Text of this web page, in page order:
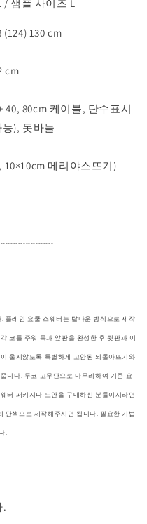
/ 샘플 사이즈 L
(124) 130 cm
cm
40, 80cm 케이블, 단수표시
), 돗바늘
10×10cm 메리야스뜨기)
플레인 요쿨 스웨터는 탑다운 방식으로 제작
코를 주워 목과 앞판을 완성한 후 뒷판과 이
울지않도록 특별하게 고안된 되돌아뜨기와
니다. 두코 고무단으로 마무리하여 기존 요
터 패키지나 도안을 구매하신 분들이시라면
단색으로 제작해주시면 됩니다. 필요한 기법
.
.